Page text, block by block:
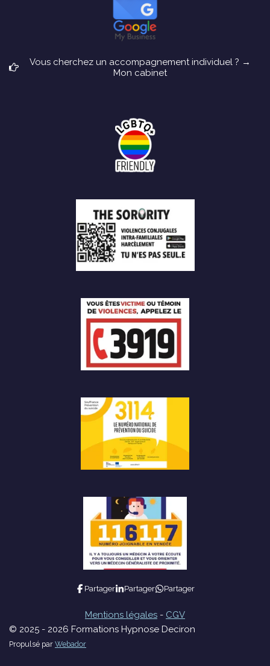
Vous cherchez un accompagnement individuel ? →
Mon cabinet
Partager Partager Partager
Mentions légales - CGV
© 2025 - 2026 Formations Hypnose Deciron
Propulsé par Webador